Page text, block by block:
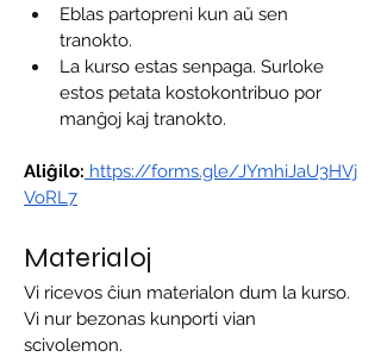
Eblas partopreni kun aŭ sen
tranokto.
La kurso estas senpaga. Surloke
estos petata kostokontribuo por
manĝoj kaj tranokto.
Aliĝilo: https://forms.gle/JYmhiJaU3HVj
VoRL7
Materialoj
Vi ricevos ĉiun materialon dum la kurso.
Vi nur bezonas kunporti vian
scivolemon.